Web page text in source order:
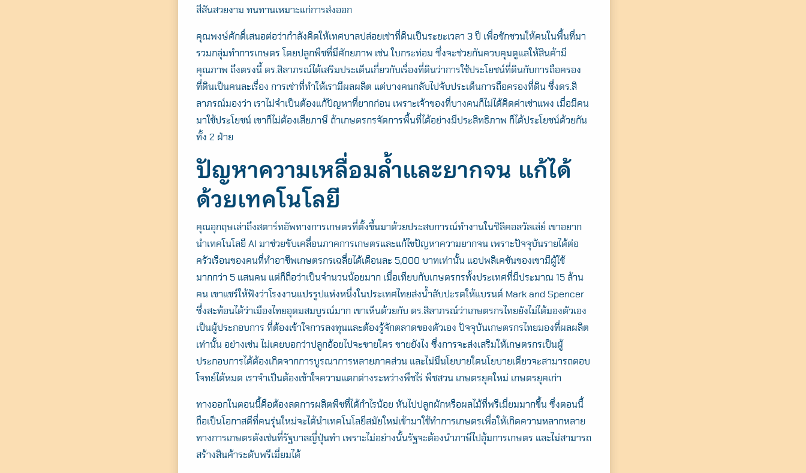
สีสันสวยงาม ทนทานเหมาะแก่การส่งออก
คุณพงษ์ศักดิ์เสนอต่อว่ากำลังคิดให้เทศบาลปล่อยเช่าที่ดินเป็นระยะเวลา 3 ปี เพื่อชักชวนให้คนในพื้นที่มา
รวมกลุ่มทำการเกษตร โดยปลูกพืชที่มีศักยภาพ เช่น ใบกระท่อม ซึ่งจะช่วยกันควบคุมดูแลให้สินค้ามี
คุณภาพ ถึงตรงนี้ ดร.สิลาภรณ์ได้เสริมประเด็นเกี่ยวกับเรื่องที่ดินว่าการใช้ประโยชน์ที่ดินกับการถือครอง
ที่ดินเป็นคนละเรื่อง การเช่าที่ทำให้เรามีผลผลิต แต่บางคนกลับไปจับประเด็นการถือครองที่ดิน ซึ่งดร.สิ
ลาภรณ์มองว่า เราไม่จำเป็นต้องแก้ปัญหาที่ยากก่อน เพราะเจ้าของที่บางคนก็ไม่ได้คิดค่าเช่าแพง เมื่อมีคน
มาใช้ประโยชน์ เขาก็ไม่ต้องเสียภาษี ถ้าเกษตรกรจัดการพื้นที่ได้อย่างมีประสิทธิภาพ ก็ได้ประโยชน์ด้วยกัน
ทั้ง 2 ฝ่าย
ปัญหาความเหลื่อมล้ำและยากจน แก้ได้
ด้วยเทคโนโลยี
คุณอุกฤษเล่าถึงสตาร์ทอัพทางการเกษตรที่ตั้งขึ้นมาด้วยประสบการณ์ทำงานในซิลิคอลวัลเล่ย์ เขาอยาก
นำเทคโนโลยี AI มาช่วยขับเคลื่อนภาคการเกษตรและแก้ไขปัญหาความยากจน เพราะปัจจุบันรายได้ต่อ
ครัวเรือนของคนที่ทำอาชีพเกษตรกรเฉลี่ยได้เดือนละ 5,000 บาทเท่านั้น แอปพลิเคชันของเขามีผู้ใช้
มากกว่า 5 แสนคน แต่ก็ถือว่าเป็นจำนวนน้อยมาก เมื่อเทียบกับเกษตรกรทั้งประเทศที่มีประมาณ 15 ล้าน
คน เขาแชร์ให้ฟังว่าโรงงานแปรรูปแห่งหนึ่งในประเทศไทยส่งน้ำสับปะรดให้แบรนด์ Mark and Spencer
ซึ่งสะท้อนได้ว่าเมืองไทยอุดมสมบูรณ์มาก เขาเห็นด้วยกับ ดร.สิลาภรณ์ว่าเกษตรกรไทยยังไม่ได้มองตัวเอง
เป็นผู้ประกอบการ ที่ต้องเข้าใจการลงทุนและต้องรู้จักตลาดของตัวเอง ปัจจุบันเกษตรกรไทยมองที่ผลผลิต
เท่านั้น อย่างเช่น ไม่เคยบอกว่าปลูกอ้อยไปจะขายใคร ขายยังไง ซึ่งการจะส่งเสริมให้เกษตรกรเป็นผู้
ประกอบการได้ต้องเกิดจากการบูรณาการหลายภาคส่วน และไม่มีนโยบายใดนโยบายเดียวจะสามารถตอบ
โจทย์ได้หมด เราจำเป็นต้องเข้าใจความแตกต่างระหว่างพืชไร่ พืชสวน เกษตรยุคใหม่ เกษตรยุคเก่า
ทางออกในตอนนี้คือต้องลดการผลิตพืชที่ได้กำไรน้อย หันไปปลูกผักหรือผลไม้ที่พรีเมี่ยมมากขึ้น ซึ่งตอนนี้
ถือเป็นโอกาสดีที่คนรุ่นใหม่จะได้นำเทคโนโลยีสมัยใหม่เข้ามาใช้ทำการเกษตรเพื่อให้เกิดความหลากหลาย
ทางการเกษตรดังเช่นที่รัฐบาลญี่ปุ่นทำ เพราะไม่อย่างนั้นรัฐจะต้องนำภาษีไปอุ้มการเกษตร และไม่สามารถ
สร้างสินค้าระดับพรีเมี่ยมได้